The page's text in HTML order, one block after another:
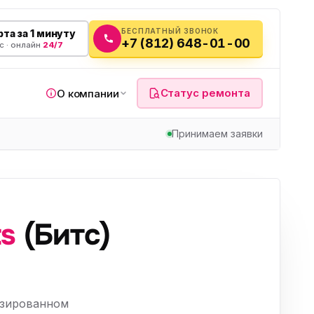
за 1 минуту
· онлайн 24/7
БЕСПЛАТНЫЙ ЗВОНОК
+7 (812) 648-01-00
О компании Статус ремонта
Принимаем заявки
(Битс)